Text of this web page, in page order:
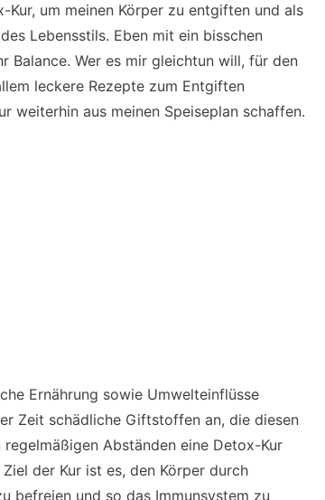
um meinen Körper zu entgiften und als
Lebensstils. Eben mit ein bisschen
Balance. Wer es mir gleichtun will, für den
leckere Rezepte zum Entgiften
weiterhin aus meinen Speiseplan schaffen.
Ernährung sowie Umwelteinflüsse
Zeit schädliche Giftstoffen an, die diesen
Abständen eine Detox-Kur
der Kur ist es, den Körper durch
befreien und so das Immunsystem zu